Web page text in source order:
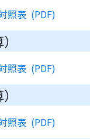
照表
照表
照表